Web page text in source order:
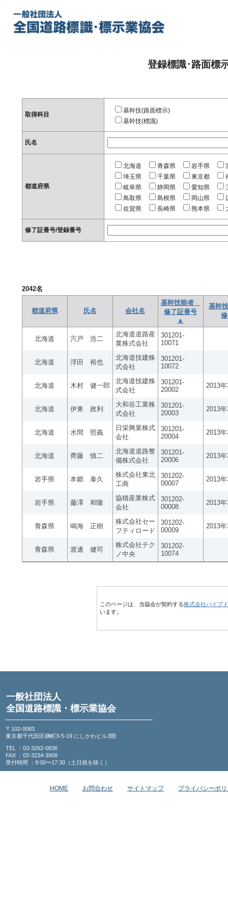
登録標識･路面標
取得科目
基幹技(路面標示)
基幹技(標識)
氏名
都道府県
北海道 青森県 岩手県
埼玉県
千葉県 東京都
岐阜県
静岡県 愛知県
鳥取県
島根県 岡山県
佐賀県
長崎県 熊本県
修了証番号/登録番号
2042名
都道府県 氏名 会社名
基幹技能者
修了証番号
▲
基幹
北海道 宍戸 浩二
北海道道路産
業株式会社
301201-
10071
北海道 浮田 裕也
北海道技建株
式会社
301201-
10072
北海道 木村 健一郎
北海道技建株
式会社
301201-
20002
2013
北海道 伊東 政利
大和谷工業株
式会社
301201-
20003
2013
北海道 水間 照義
日栄興業株式
会社
301201-
20004
2013
北海道 齊藤 慎二
北海道道路整
備株式会社
301201-
20006
2013
岩手県 本郷 泰久
株式会社東北
工商
301202-
00007
2013
岩手県 藤澤 和隆
協積産業株式
会社
301202-
00008
2013
青森県 鳴海 正樹
株式会社セー
フティロード
301202-
00009
2013
青森県 渡邊 健司
株式会社テク
ノ中央
301202-
10074
このページは、当協会が契約する株式会社パイプ
います。
一般社団法人
全国道路標識・標示業協会
〒102-0083
東京都千代田区麹町3-5-19 にしかわビル3階
TEL ：03-3262-0836
FAX ：03-3234-3908
受付時間 ：9:00〜17:30（土日祝を除く）
HOME お問合わせ サイトマップ プライバシーポ